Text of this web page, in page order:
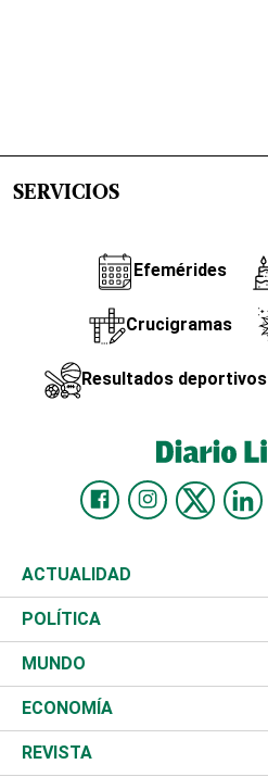
SERVICIOS
Efemérides
Crucigramas
Resultados deportivos
ACTUALIDAD
Nacional
Ciudad
Educación
Salud
POLÍTICA
Partidos
JCE
TSE
MUNDO
Estados Unidos
América Latina
ECONOMÍA
Finanzas
REVISTA